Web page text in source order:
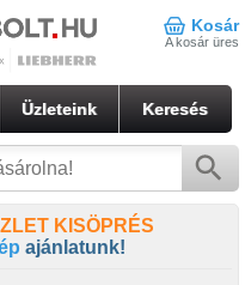
Kosár
A kosár üres
Üzleteink Keresés
KISÖPRÉS
ajánlatunk!